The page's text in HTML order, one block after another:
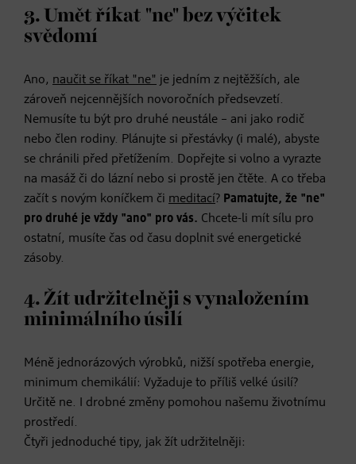
3. Umět říkat "ne" bez výčitek
svědomí
Ano, naučit se říkat "ne" je jedním z nejtěžších, ale
zároveň nejcennějších novoročních předsevzetí.
Nemusíte tu být pro druhé neustále – ani jako rodič
nebo člen rodiny. Plánujte si přestávky (i malé), abyste
se chránili před přetížením. Dopřejte si volno a vyrazte
na masáž či do lázní nebo si prostě jen čtěte. A co třeba
začít s novým koníčkem či meditací? Pamatujte, že "ne"
pro druhé je vždy "ano" pro vás. Chcete-li mít sílu pro
ostatní, musíte čas od času doplnit své energetické
zásoby.
4. Žít udržitelněji s vynaložením
minimálního úsilí
Méně jednorázových výrobků, nižší spotřeba energie,
minimum chemikálií: Vyžaduje to příliš velké úsilí?
Určitě ne. I drobné změny pomohou našemu životnímu
prostředí.
Čtyři jednoduché tipy, jak žít udržitelněji: